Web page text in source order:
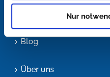
Nur
Blog
Über uns